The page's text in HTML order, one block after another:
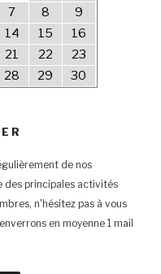
7 8
9
14 15
16
21 22
23
28 29 30
de nos
des principales activités
n'hésitez pas à vous
en moyenne 1 mail